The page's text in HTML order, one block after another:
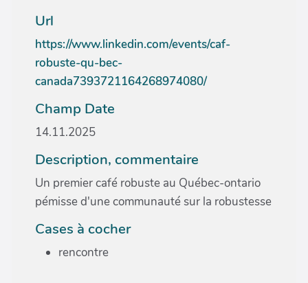
Url
https://www.linkedin.com/events/caf-
robuste-qu-bec-
canada7393721164268974080/
Champ Date
14.11.2025
Description, commentaire
Un premier café robuste au Québec-ontario
pémisse d'une communauté sur la robustesse
Cases à cocher
rencontre